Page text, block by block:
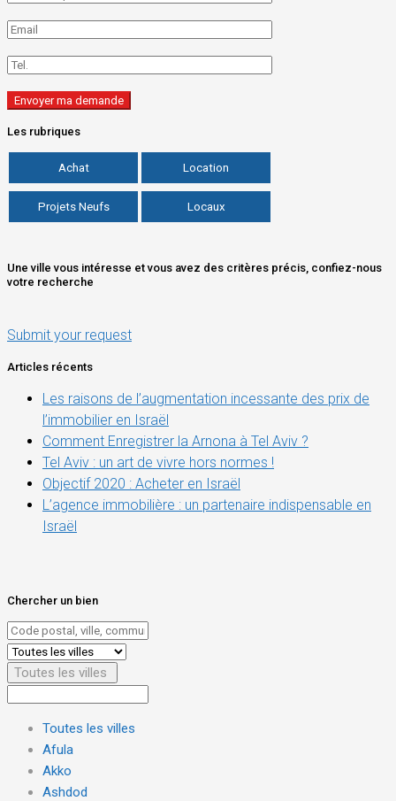
Les rubriques
Achat Location
Projets Neufs Locaux
Une ville vous intéresse et vous avez des critères précis, confiez-nous
votre recherche
Submit your request
Articles récents
Les raisons de l’augmentation incessante des prix de
l’immobilier en Israël
Comment Enregistrer la Arnona à Tel Aviv ?
Tel Aviv : un art de vivre hors normes !
Objectif 2020 : Acheter en Israël
L’agence immobilière : un partenaire indispensable en
Israël
Chercher un bien
Toutes les villes
Toutes les villes
Afula
Akko
Ashdod